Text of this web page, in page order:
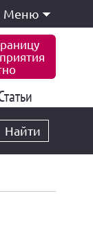
Меню
6 773
Найти